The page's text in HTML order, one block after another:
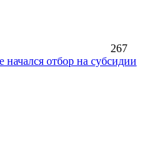
267
начался отбор на субсидии